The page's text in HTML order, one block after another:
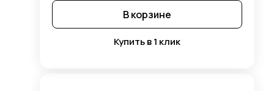
В корзине
Купить в 1 клик